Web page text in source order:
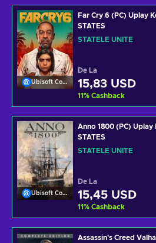
Ubisoft Connect
Far Cry 6 (PC) Uplay
STATES
STATELE UNITE
De La
15,83 USD
11% Cashback
Ubisoft Connect
Anno 1800 (PC) Uplay
STATES
STATELE UNITE
De La
15,45 USD
11% Cashback
Assassin's Creed